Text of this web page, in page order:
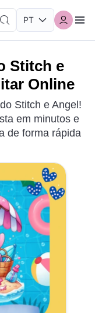
Stitch e
Online
Stitch e Angel!
em minutos e
de forma rápida